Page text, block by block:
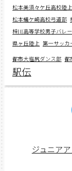
松本美須々ケ丘高校陸
松本蟻ケ崎高校弓道部
梓川高等学校男子バレ
県ヶ丘陸上 第一サッカ
都市大塩尻ダンス部 都
駅伝
ジュニア